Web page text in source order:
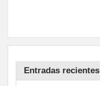
Entradas recientes